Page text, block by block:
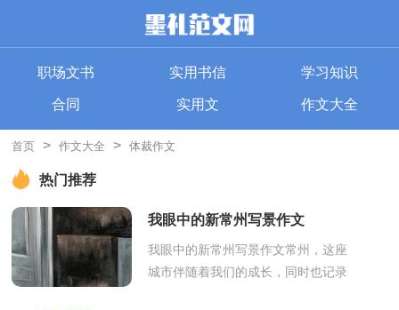
职场文书 实用书信 学习知识
合同 实用文 作文大全
首页 > 作文大全 > 体裁作文
热门推荐
我眼中的新常州写景作文
我眼中的新常州写景作文常州，这座
城市伴随着我们的成长，同时也记录